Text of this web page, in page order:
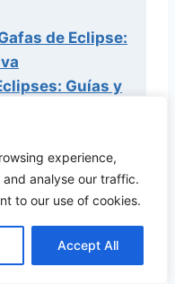
experience,
analyse our traffic.
to our use of cookies.
Accept All
de Eclipse:
Guías y
síntomas, y
en Ceuta:
a Paso
Ocular para
↑ Volver al índice